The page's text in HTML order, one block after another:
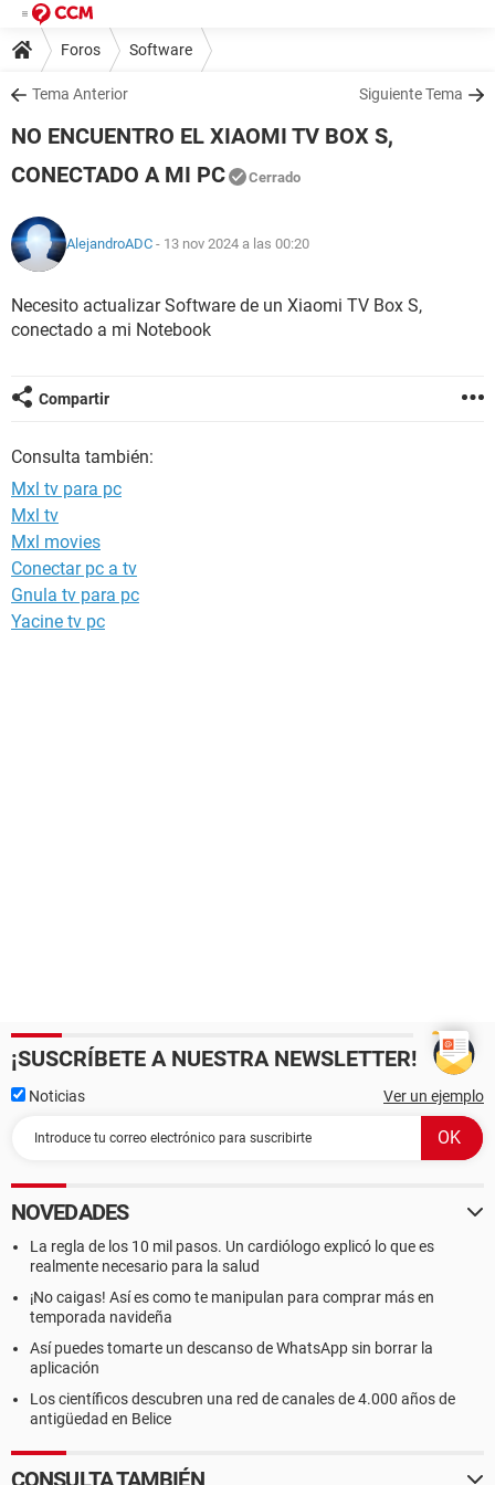
Foros Software
Tema Anterior Siguiente Tema
NO ENCUENTRO EL XIAOMI TV BOX S,
CONECTADO A MI PC
Cerrado
AlejandroADC - 13 nov 2024 a las 00:20
Necesito actualizar Software de un Xiaomi TV Box S,
conectado a mi Notebook
Compartir
Consulta también:
Mxl tv para pc
Mxl tv
Mxl movies
Conectar pc a tv
Gnula tv para pc
Yacine tv pc
¡SUSCRÍBETE A NUESTRA NEWSLETTER!
Noticias Ver un ejemplo
NOVEDADES
La regla de los 10 mil pasos. Un cardiólogo explicó lo que es
realmente necesario para la salud
¡No caigas! Así es como te manipulan para comprar más en
temporada navideña
Así puedes tomarte un descanso de WhatsApp sin borrar la
aplicación
Los científicos descubren una red de canales de 4.000 años de
antigüedad en Belice
CONSULTA TAMBIÉN